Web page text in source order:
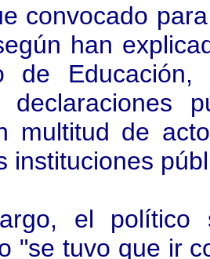
convocado
han
de
declaraciones
multitud de
instituciones
el político
"se tuvo que ir